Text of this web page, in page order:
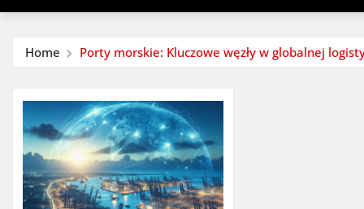
Home Porty morskie: Kluczowe węzły w globalnej